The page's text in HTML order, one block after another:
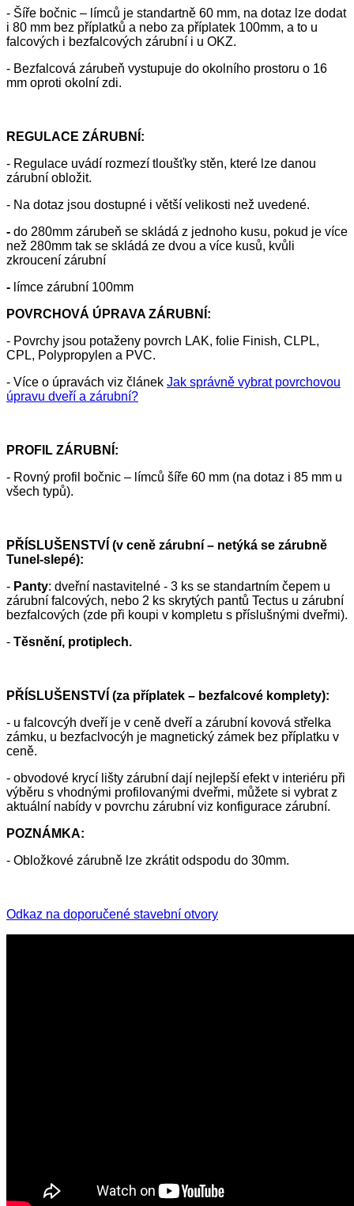
- Šíře bočnic – límců je standartně 60 mm, na dotaz lze dodat
i 80 mm bez příplatků a nebo za příplatek 100mm, a to u
falcových i bezfalcových zárubní i u OKZ.
- Bezfalcová zárubeň vystupuje do okolního prostoru o 16
mm oproti okolní zdi.
REGULACE ZÁRUBNÍ:
- Regulace uvádí rozmezí tloušťky stěn, které lze danou
zárubní obložit.
- Na dotaz jsou dostupné i větší velikosti než uvedené.
- do 280mm zárubeň se skládá z jednoho kusu, pokud je více
než 280mm tak se skládá ze dvou a více kusů, kvůli
zkroucení zárubní
- límce zárubní 100mm
POVRCHOVÁ ÚPRAVA ZÁRUBNÍ:
- Povrchy jsou potaženy povrch LAK, folie Finish, CLPL,
CPL, Polypropylen a PVC.
- Více o úpravách viz článek Jak správně vybrat povrchovou
úpravu dveří a zárubní?
PROFIL ZÁRUBNÍ:
- Rovný profil bočnic – límců šíře 60 mm (na dotaz i 85 mm u
všech typů).
PŘÍSLUŠENSTVÍ (v ceně zárubní – netýká se zárubně
Tunel-slepé):
- Panty: dveřní nastavitelné - 3 ks se standartním čepem u
zárubní falcových, nebo 2 ks skrytých pantů Tectus u zárubní
bezfalcových (zde při koupi v kompletu s příslušnými dveřmi).
- Těsnění, protiplech.
PŘÍSLUŠENSTVÍ (za příplatek – bezfalcové komplety):
- u falcovcýh dveří je v ceně dveří a zárubní kovová střelka
zámku, u bezfaclvocýh je magnetický zámek bez příplatku v
ceně.
- obvodové krycí lišty zárubní dají nejlepší efekt v interiéru při
výběru s vhodnými profilovanými dveřmi, můžete si vybrat z
aktuální nabídy v povrchu zárubní viz konfigurace zárubní.
POZNÁMKA:
- Obložkové zárubně lze zkrátit odspodu do 30mm.
Odkaz na doporučené stavební otvory